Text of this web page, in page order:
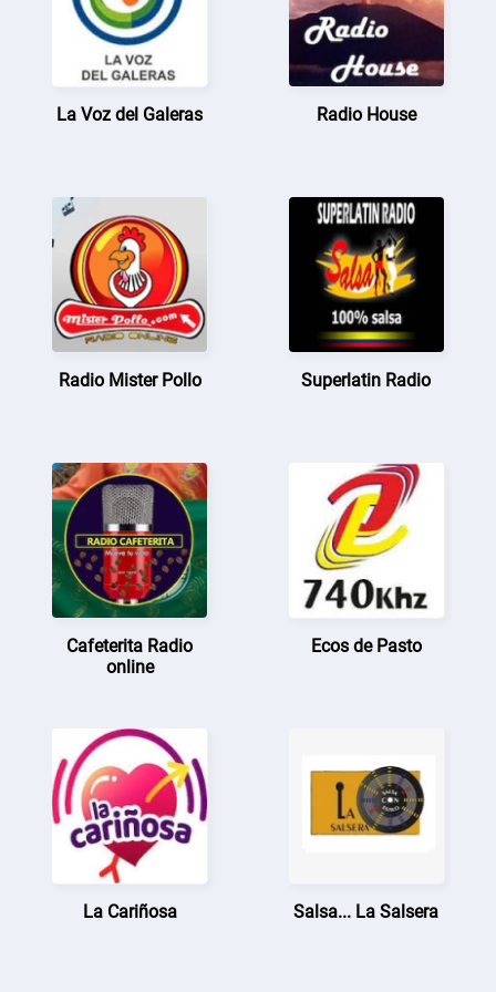
La Voz del Galeras Radio House
Radio Mister Pollo Superlatin Radio
Cafeterita Radio
online
Ecos de Pasto
La Cariñosa Salsa... La Salsera